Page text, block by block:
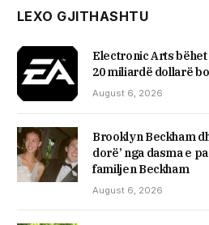
LEXO GJITHASHTU
Electronic Arts
20 miliardë dollarë
August 6, 2026
Brooklyn Beckham
dorë’ nga dasma e
familjen Beckham
August 6, 2026